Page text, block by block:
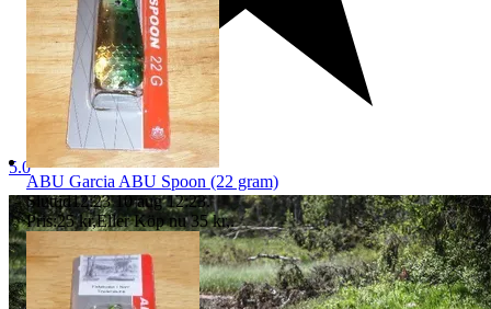
5.0
ABU Garcia ABU Spoon (22 gram)
Sluttid12:23 10 aug 12:23.
Pris:25 kr,Eller Köp nu 35 kr,.